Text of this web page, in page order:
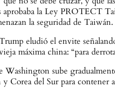
aprobaba la Ley PROTECT
la seguridad de Taiwán.
eludió el envite
máxima china: “para
Washington sube
y Corea del Sur para contener